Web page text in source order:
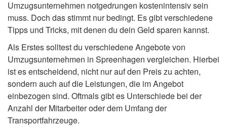
Umzugsunternehmen notgedrungen kostenintensiv sein
muss. Doch das stimmt nur bedingt. Es gibt verschiedene
Tipps und Tricks, mit denen du dein Geld sparen kannst.
Als Erstes solltest du verschiedene Angebote von
Umzugsunternehmen in Spreenhagen vergleichen. Hierbei
ist es entscheidend, nicht nur auf den Preis zu achten,
sondern auch auf die Leistungen, die im Angebot
einbezogen sind. Oftmals gibt es Unterschiede bei der
Anzahl der Mitarbeiter oder dem Umfang der
Transportfahrzeuge.